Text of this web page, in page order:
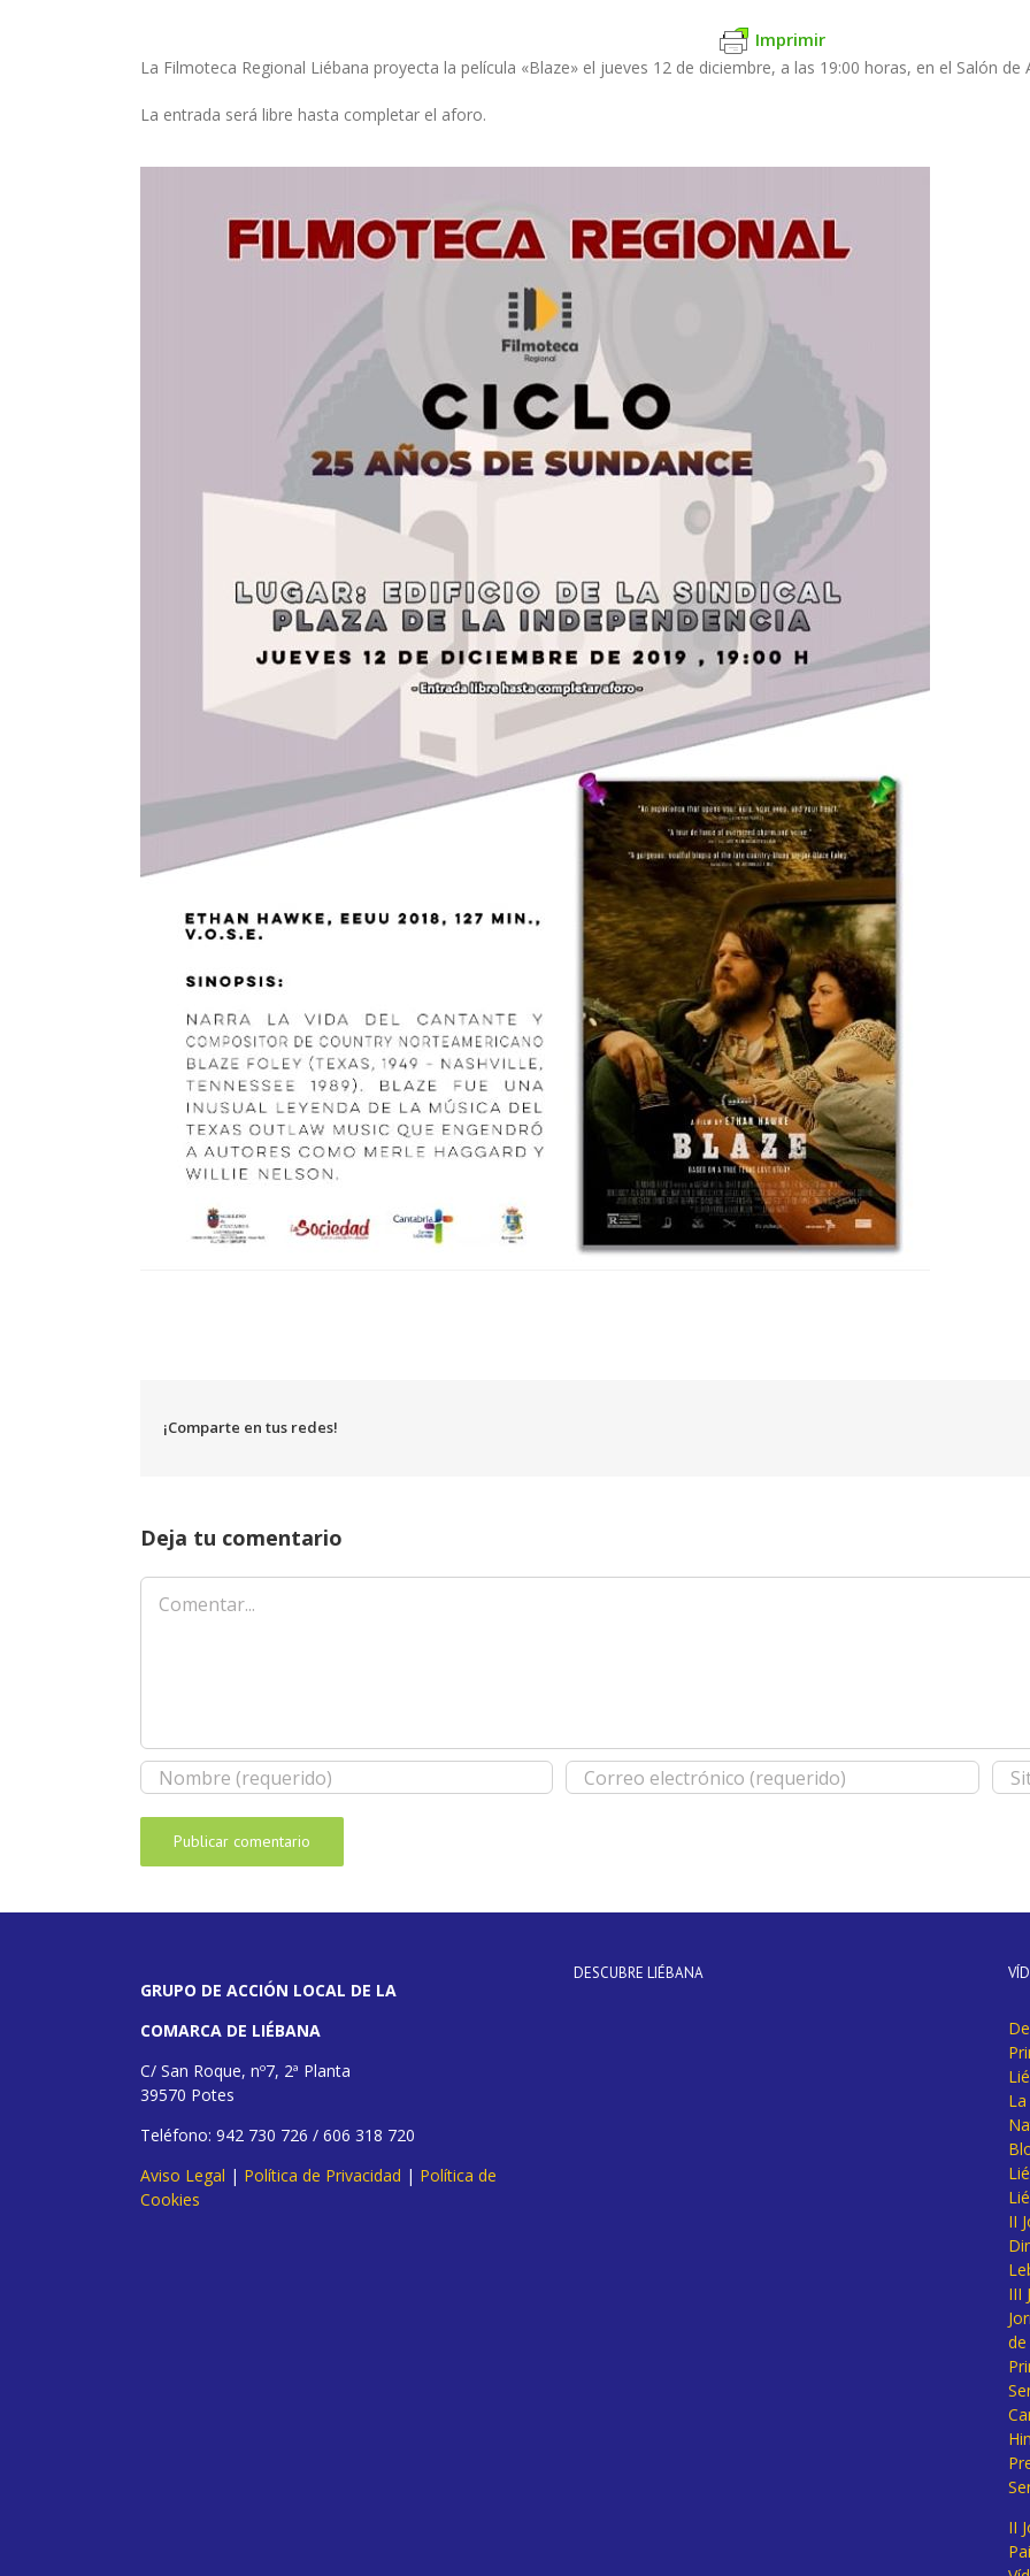
Imprimir
La Filmoteca Regional Liébana proyecta la película «Blaze» el jueves 12 de diciembre, a las 19:00 horas, en el Salón de
La entrada será libre hasta completar el aforo.
¡Comparte en tus redes!
Deja tu comentario
Comentar
GRUPO DE ACCIÓN LOCAL DE LA
COMARCA DE LIÉBANA
C/ San Roque, nº7, 2ª Planta
39570 Potes
Teléfono: 942 730 726 / 606 318 720
Aviso Legal | Política de Privacidad | Política de
Cookies
DESCUBRE LIÉBANA
II
III
II